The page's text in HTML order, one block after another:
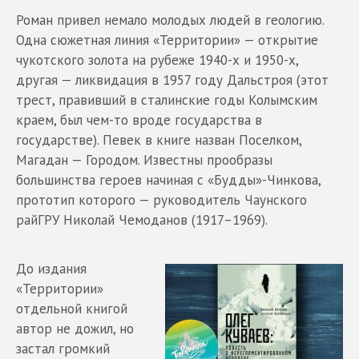
Роман привел немало молодых людей в геологию.
Одна сюжетная линия «Территории» — открытие
чукотского золота на рубеже 1940-х и 1950-х,
другая — ликвидация в 1957 году Дальстроя (этот
трест, правивший в сталинские годы Колымским
краем, был чем-то вроде государства в
государстве). Певек в книге назван Поселком,
Магадан — Городом. Известны прообразы
большинства героев начиная с «Будды»-Чинкова,
прототип которого — руководитель Чаунского
райГРУ Николай Чемоданов (1917–1969).
До издания
«Территории»
отдельной книгой
автор не дожил, но
застал громкий